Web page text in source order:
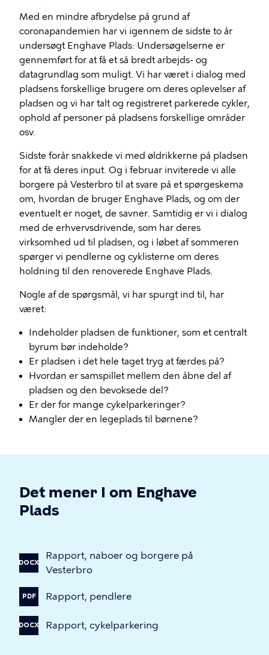
Med en mindre afbrydelse på grund af
coronapandemien har vi igennem de sidste to år
undersøgt Enghave Plads: Undersøgelserne er
gennemført for at få et så bredt arbejds- og
datagrundlag som muligt. Vi har været i dialog med
pladsens forskellige brugere om deres oplevelser af
pladsen og vi har talt og registreret parkerede cykler,
ophold af personer på pladsens forskellige områder
osv.
Sidste forår snakkede vi med øldrikkerne på pladsen
for at få deres input. Og i februar inviterede vi alle
borgere på Vesterbro til at svare på et spørgeskema
om, hvordan de bruger Enghave Plads, og om der
eventuelt er noget, de savner. Samtidig er vi i dialog
med de erhvervsdrivende, som har deres
virksomhed ud til pladsen, og i løbet af sommeren
spørger vi pendlerne og cyklisterne om deres
holdning til den renoverede Enghave Plads.
Nogle af de spørgsmål, vi har spurgt ind til, har
været:
Indeholder pladsen de funktioner, som et centralt
byrum bør indeholde?
Er pladsen i det hele taget tryg at færdes på?
Hvordan er samspillet mellem den åbne del af
pladsen og den bevoksede del?
Er der for mange cykelparkeringer?
Mangler der en legeplads til børnene?
Det mener I om Enghave
Plads
DOCX
Rapport, naboer og borgere på
Vesterbro
PDF Rapport, pendlere
DOCX Rapport, cykelparkering